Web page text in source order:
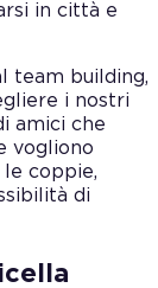
in città e
team building,
i nostri
amici che
vogliono
coppie,
di